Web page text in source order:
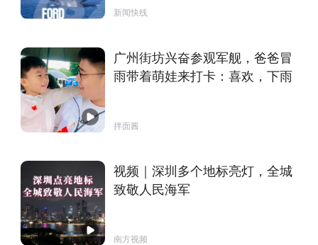
新闻快线
广州街坊兴奋参观军舰，爸爸冒
雨带着萌娃来打卡：喜欢，下雨
拌面酱
视频｜深圳多个地标亮灯，全城
致敬人民海军
南方视频